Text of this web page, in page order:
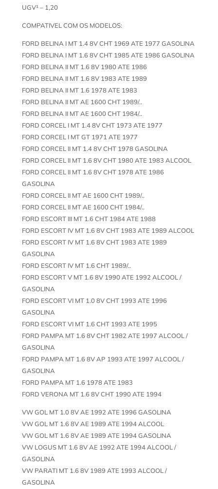
UGV¹ – 1,20
COMPATIVEL COM OS MODELOS:
FORD BELINA I MT 1.4 8V CHT 1969 ATE 1977 GASOLINA
FORD BELINA I MT 1.6 8V CHT 1985 ATE 1986 GASOLINA
FORD BELINA II MT 1.6 8V 1980 ATE 1986
FORD BELINA II MT 1.6 8V 1983 ATE 1989
FORD BELINA II MT 1.6 1978 ATE 1983
FORD BELINA II MT AE 1600 CHT 1989/..
FORD BELINA II MT AE 1600 CHT 1984/..
FORD CORCEL I MT 1.4 8V CHT 1973 ATE 1977
FORD CORCEL I MT GT 1971 ATE 1977
FORD CORCEL II MT 1.4 8V CHT 1978 GASOLINA
FORD CORCEL II MT 1.6 8V CHT 1980 ATE 1983 ALCOOL
FORD CORCEL II MT 1.6 8V CHT 1978 ATE 1986
GASOLINA
FORD CORCEL II MT AE 1600 CHT 1989/..
FORD CORCEL II MT AE 1600 CHT 1984/..
FORD ESCORT III MT 1.6 CHT 1984 ATE 1988
FORD ESCORT IV MT 1.6 8V CHT 1983 ATE 1989 ALCOOL
FORD ESCORT IV MT 1.6 8V CHT 1983 ATE 1989
GASOLINA
FORD ESCORT IV MT 1.6 CHT 1989/..
FORD ESCORT V MT 1.6 8V 1990 ATE 1992 ALCOOL /
GASOLINA
FORD ESCORT VI MT 1.0 8V CHT 1993 ATE 1996
GASOLINA
FORD ESCORT VI MT 1.6 CHT 1993 ATE 1995
FORD PAMPA MT 1.6 8V CHT 1982 ATE 1997 ALCOOL /
GASOLINA
FORD PAMPA MT 1.6 8V AP 1993 ATE 1997 ALCOOL /
GASOLINA
FORD PAMPA MT 1.6 1978 ATE 1983
FORD VERONA MT 1.6 8V CHT 1990 ATE 1994
VW GOL MT 1.0 8V AE 1992 ATE 1996 GASOLINA
VW GOL MT 1.6 8V AE 1989 ATE 1994 ALCOOL
VW GOL MT 1.6 8V AE 1989 ATE 1994 GASOLINA
VW LOGUS MT 1.6 8V AE 1992 ATE 1994 ALCOOL /
GASOLINA
VW PARATI MT 1.6 8V 1989 ATE 1993 ALCOOL /
GASOLINA